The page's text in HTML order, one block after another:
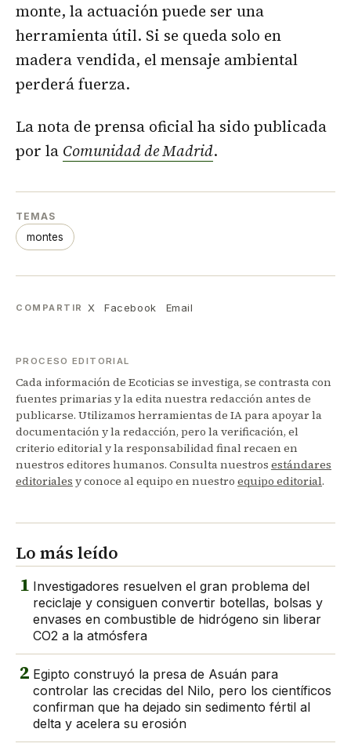
monte, la actuación puede ser una
herramienta útil. Si se queda solo en
madera vendida, el mensaje ambiental
perderá fuerza.
La nota de prensa oficial ha sido publicada
por la Comunidad de Madrid.
TEMAS
montes
COMPARTIR X Facebook Email
PROCESO EDITORIAL
Cada información de Ecoticias se investiga, se contrasta con
fuentes primarias y la edita nuestra redacción antes de
publicarse. Utilizamos herramientas de IA para apoyar la
documentación y la redacción, pero la verificación, el
criterio editorial y la responsabilidad final recaen en
nuestros editores humanos. Consulta nuestros estándares
editoriales y conoce al equipo en nuestro equipo editorial.
Lo más leído
1 Investigadores resuelven el gran problema del
reciclaje y consiguen convertir botellas, bolsas y
envases en combustible de hidrógeno sin liberar
CO2 a la atmósfera
2 Egipto construyó la presa de Asuán para
controlar las crecidas del Nilo, pero los científicos
confirman que ha dejado sin sedimento fértil al
delta y acelera su erosión